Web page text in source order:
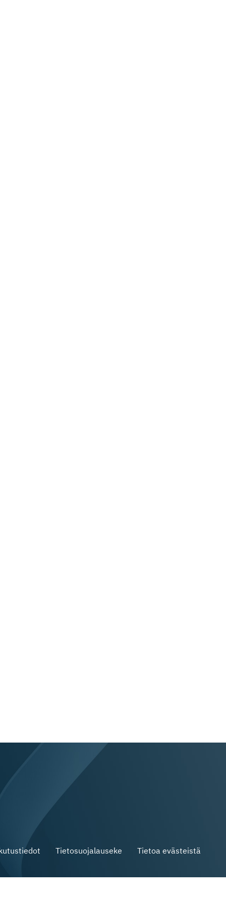
Tietosuojalauseke Tietoa evästeistä